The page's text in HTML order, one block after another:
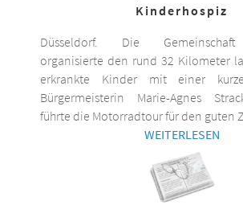
Kinderhospiz
Düsseldorf. Die
organisierte den rund 32 Kilometer
erkrankte Kinder mit einer
Bürgermeisterin Marie-Agnes
führte die Motorradtour für den guten
WEITERLESEN